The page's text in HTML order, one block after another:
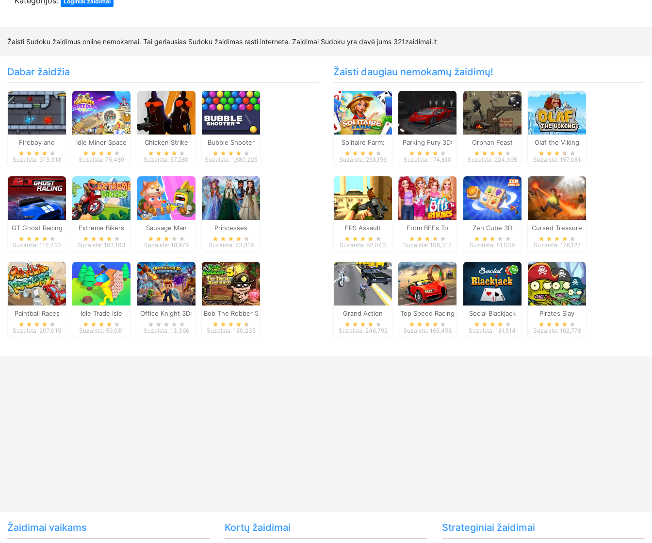
Žaisti Sudoku žaidimus online nemokamai. Tai geriausias Sudoku žaidimas rasti internete. Zaidimai Sudoku yra davė jums 321zaidimai.lt
Dabar žaidžia
Fireboy and
Watergirl 3
Suzaista: 315,318
Idle Miner Space
Rush
Suzaista: 75,489
Chicken Strike
Suzaista: 57,280
Bubble Shooter
Suzaista: 1,880,225
GT Ghost Racing
Suzaista: 115,730
Extreme Bikers
Suzaista: 163,103
Sausage Man
Shooting
Suzaista: 18,979
Princesses
Fantasy Makeover
Suzaista: 73,819
Paintball Races
Suzaista: 207,015
Idle Trade Isle
Suzaista: 59,081
Office Knight 3D:
Castle Defense
Suzaista: 13,366
Bob The Robber 5
Temple Adventure
Suzaista: 180,235
Žaisti daugiau nemokamų žaidimų!
Solitaire Farm:
Seasons
Suzaista: 258,156
Parking Fury 3D:
Night Thief
Suzaista: 174,810
Orphan Feast
Suzaista: 224,395
Olaf the Viking
Suzaista: 157,081
FPS Assault
Shooter
Suzaista: 92,043
From BFFs To
Rivals
Suzaista: 106,317
Zen Cube 3D
Suzaista: 81,039
Cursed Treasure
Suzaista: 176,127
Grand Action
Crime: New York
Suzaista: 246,792
Top Speed Racing
3D
Suzaista: 165,458
Social Blackjack
Suzaista: 181,514
Pirates Slay
Suzaista: 162,778
Žaidimai vaikams Kortų žaidimai Strateginiai žaidimai